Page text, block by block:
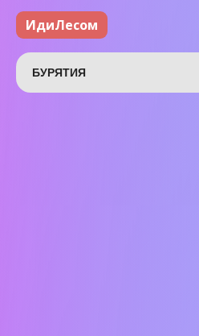
ИдиЛесом
БУРЯТИЯ